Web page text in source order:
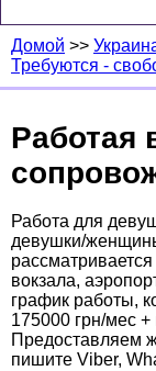
Домой >>
Требуются -
Работая
Работа для
девушки/
вокзала,
график работы,
175000 грн/мес
Предоставляем
пишите Viber,